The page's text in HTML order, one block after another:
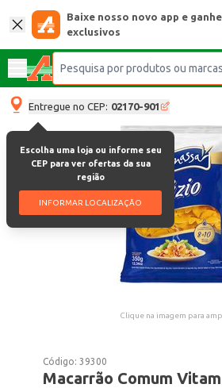
Baixe nosso novo app e
exclusivos
Entregue no CEP: 02170-901
Escolha uma loja ou informe seu
CEP para ver ofertas da sua
região
INFORMAR LOCALIZAÇÃO
Clique na imagem para
Código:39300
Macarrão Comum